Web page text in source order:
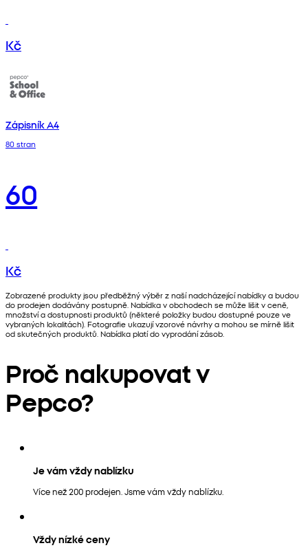
Kč
Zápisník A4
80 stran
60
Kč
Zobrazené produkty jsou předběžný výběr z naší nadcházející nabídky a budou
do prodejen dodávány postupně. Nabídka v obchodech se může lišit v ceně,
množství a dostupnosti produktů (některé položky budou dostupné pouze ve
vybraných lokalitách). Fotografie ukazují vzorové návrhy a mohou se mírně lišit
od skutečných produktů. Nabídka platí do vyprodání zásob.
Proč nakupovat v
Pepco?
Je vám vždy nablízku
Více než 200 prodejen. Jsme vám vždy nablízku.
Vždy nízké ceny